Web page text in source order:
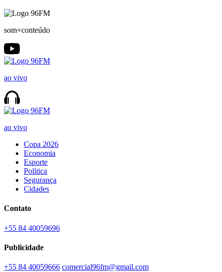
som+conteúdo
ao vivo
ao vivo
Copa 2026
Economia
Esporte
Política
Segurança
Cidades
Contato
+55 84 40059696
Publicidade
+55 84 40059666 comercial96fm@gmail.com